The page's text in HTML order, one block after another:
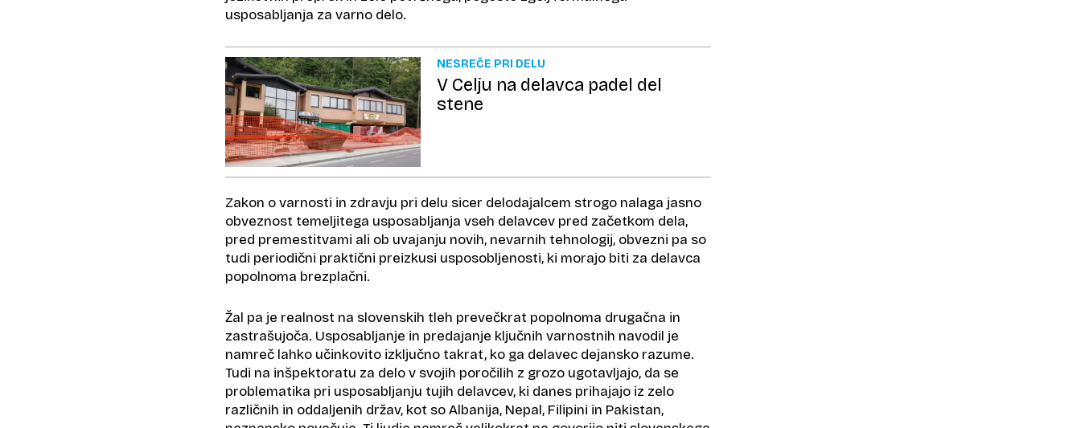
usposabljanja za varno delo.
NESREČE PRI DELU
V Celju na delavca padel del
stene
Zakon o varnosti in zdravju pri delu sicer delodajalcem strogo nalaga jasno
obveznost temeljitega usposabljanja vseh delavcev pred začetkom dela,
pred premestitvami ali ob uvajanju novih, nevarnih tehnologij, obvezni pa so
tudi periodični praktični preizkusi usposobljenosti, ki morajo biti za delavca
popolnoma brezplačni.
Žal pa je realnost na slovenskih tleh prevečkrat popolnoma drugačna in
zastrašujoča. Usposabljanje in predajanje ključnih varnostnih navodil je
namreč lahko učinkovito izključno takrat, ko ga delavec dejansko razume.
Tudi na inšpektoratu za delo v svojih poročilih z grozo ugotavljajo, da se
problematika pri usposabljanju tujih delavcev, ki danes prihajajo iz zelo
različnih in oddaljenih držav, kot so Albanija, Nepal, Filipini in Pakistan,